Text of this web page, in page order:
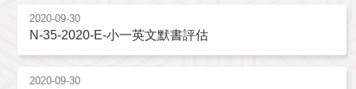
2020-09-30
N-35-2020-E-小一英文默書評估
2020-09-30